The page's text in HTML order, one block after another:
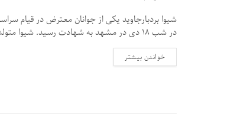
در شب ۱۸ دی در مشهد به شهادت رسید. شیوا متولد ۱۴ مرداد ۱۳۸۶ و...
خواندن بیشتر